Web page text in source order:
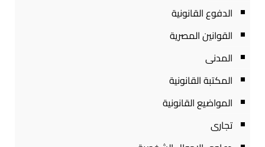
الدفوع القانونية
القوانين المصرية
المدنى
المكتبة القانونية
المواضيع القانونية
تجارى